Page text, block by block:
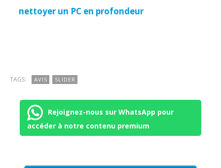
nettoyer un PC en profondeur
TAGS: AVIS SLIDER
Rejoignez-nous sur WhatsApp pour
accéder à notre contenu premium